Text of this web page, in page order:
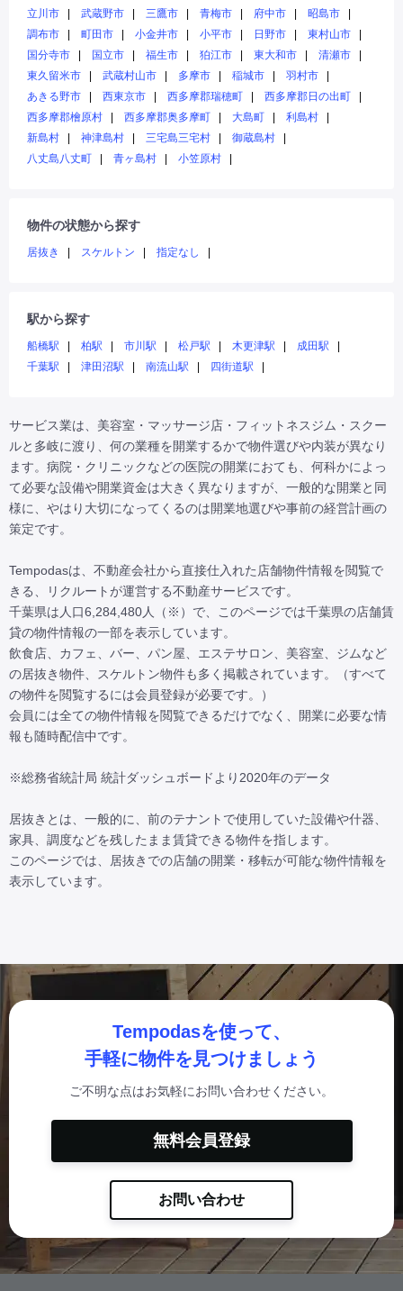
立川市
武蔵野市 三鷹市 青梅市 府中市
昭島市
調布市
町田市 小金井市 小平市 日野市
東村山市
国分寺市
国立市 福生市 狛江市 東大和市
清瀬市
東久留米市
武蔵村山市 多摩市 稲城市
羽村市
あきる野市
西東京市 西多摩郡瑞穂町
西多摩郡日の出町
西多摩郡檜原村
西多摩郡奥多摩町 大島町
利島村
新島村
神津島村 三宅島三宅村
御蔵島村
八丈島八丈町
青ヶ島村 小笠原村
物件の状態から探す
居抜き スケルトン 指定なし
駅から探す
船橋駅 柏駅 市川駅 松戸駅 木更津駅
成田駅
千葉駅
津田沼駅 南流山駅 四街道駅
サービス業は、美容室・マッサージ店・フィットネスジム・スクー
ルと多岐に渡り、何の業種を開業するかで物件選びや内装が異なり
ます。病院・クリニックなどの医院の開業におても、何科かによっ
て必要な設備や開業資金は大きく異なりますが、一般的な開業と同
様に、やはり大切になってくるのは開業地選びや事前の経営計画の
策定です。
Tempodasは、不動産会社から直接仕入れた店舗物件情報を閲覧で
きる、リクルートが運営する不動産サービスです。
千葉県は人口6,284,480人（※）で、このページでは千葉県の店舗賃
貸の物件情報の一部を表示しています。
飲食店、カフェ、バー、パン屋、エステサロン、美容室、ジムなど
の居抜き物件、スケルトン物件も多く掲載されています。（すべて
の物件を閲覧するには会員登録が必要です。）
会員には全ての物件情報を閲覧できるだけでなく、開業に必要な情
報も随時配信中です。
※総務省統計局 統計ダッシュボードより2020年のデータ
居抜きとは、一般的に、前のテナントで使用していた設備や什器、
家具、調度などを残したまま賃貸できる物件を指します。
このページでは、居抜きでの店舗の開業・移転が可能な物件情報を
表示しています。
Tempodasを使って、
手軽に物件を見つけましょう
ご不明な点はお気軽にお問い合わせください。
無料会員登録
お問い合わせ